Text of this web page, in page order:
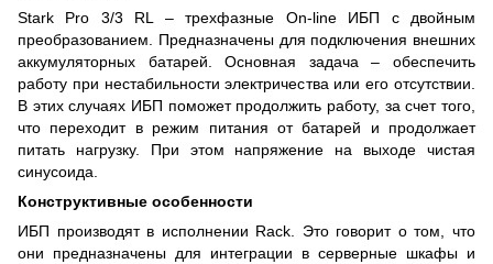
Stark Pro 3/3 RL – трехфазные On-line ИБП с двойным
преобразованием. Предназначены для подключения внешних
аккумуляторных батарей. Основная задача – обеспечить
работу при нестабильности электричества или его отсутствии.
В этих случаях ИБП поможет продолжить работу, за счет того,
что переходит в режим питания от батарей и продолжает
питать нагрузку. При этом напряжение на выходе чистая
синусоида.
Конструктивные особенности
ИБП производят в исполнении Rack. Это говорит о том, что
они предназначены для интеграции в серверные шкафы и